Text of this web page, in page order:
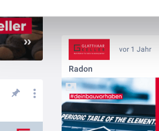
vor 1 Jahr
Radon